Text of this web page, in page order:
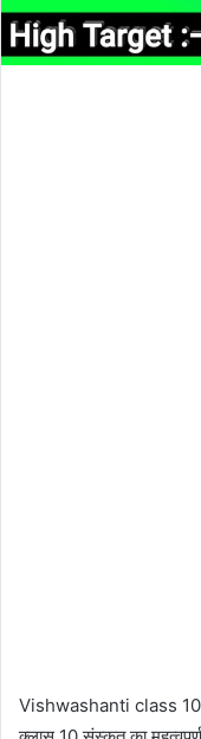
Vishwashanti class